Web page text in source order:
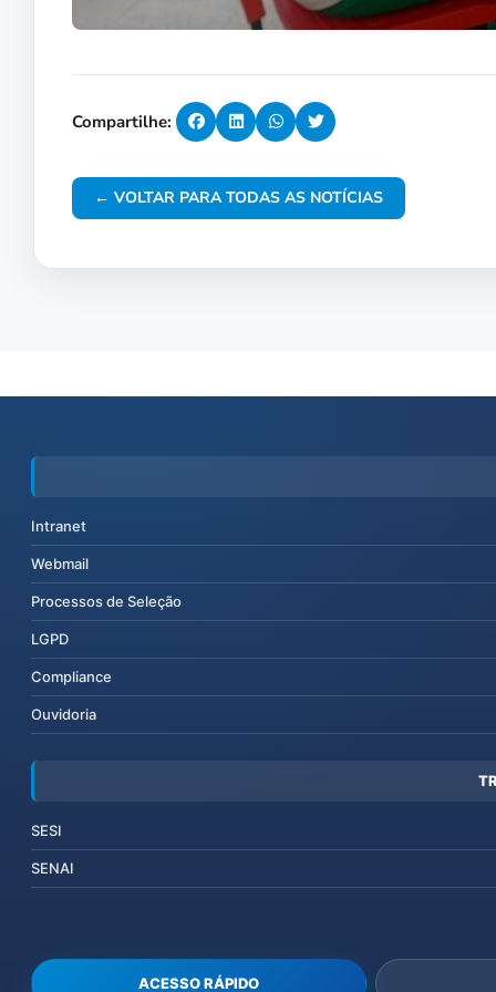
Compartilhe:
← VOLTAR PARA TODAS AS NOTÍCIAS
Intranet
Webmail
Processos de Seleção
LGPD
Compliance
Ouvidoria
SESI
SENAI
ACESSO RÁPIDO